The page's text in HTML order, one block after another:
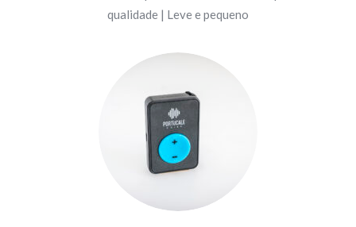
qualidade | Leve e pequeno